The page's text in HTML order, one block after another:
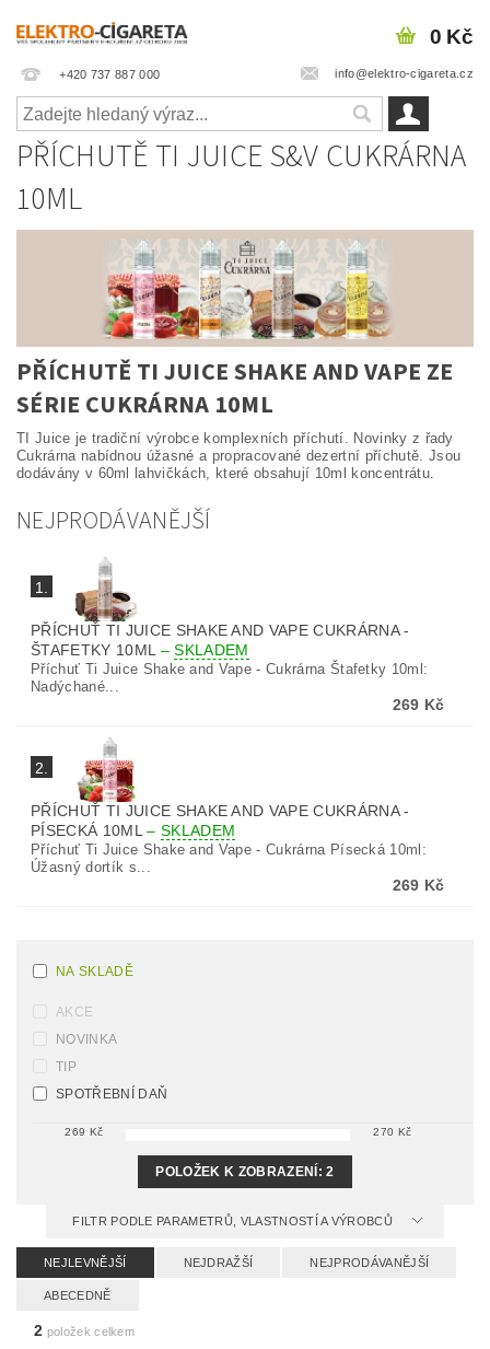
+420 737 887 000 info@elektro-cigareta.cz
0 Kč
PŘÍCHUTĚ TI JUICE S&V CUKRÁRNA
10ML
PŘÍCHUTĚ TI JUICE SHAKE AND VAPE ZE
SÉRIE CUKRÁRNA 10ML
TI Juice je tradiční výrobce komplexních příchutí. Novinky z řady
Cukrárna nabídnou úžasné a propracované dezertní příchutě. Jsou
dodávány v 60ml lahvičkách, které obsahují 10ml koncentrátu.
NEJPRODÁVANĚJŠÍ
1.
PŘÍCHUŤ TI JUICE SHAKE AND VAPE CUKRÁRNA -
ŠTAFETKY 10ML –SKLADEM
Příchuť Ti Juice Shake and Vape - Cukrárna Štafetky 10ml:
Nadýchané...
269 Kč
2.
PŘÍCHUŤ TI JUICE SHAKE AND VAPE CUKRÁRNA -
PÍSECKÁ 10ML– SKLADEM
Příchuť Ti Juice Shake and Vape - Cukrárna Písecká 10ml:
Úžasný dortík s...
269 Kč
NA SKLADĚ
AKCE
NOVINKA
TIP
SPOTŘEBNÍ DAŇ
269 Kč 270 Kč
POLOŽEK K ZOBRAZENÍ:2
FILTR PODLE PARAMETRŮ, VLASTNOSTÍ A VÝROBCŮ
NEJLEVNĚJŠÍ NEJDRAŽŠÍ NEJPRODÁVANĚJŠÍ
ABECEDNĚ
2 položek celkem